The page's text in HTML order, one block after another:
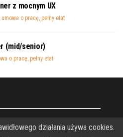
z mocnym UX
umowa o pracę, pełny etat
(mid/senior)
o pracę, pełny etat
działania używa cookies.